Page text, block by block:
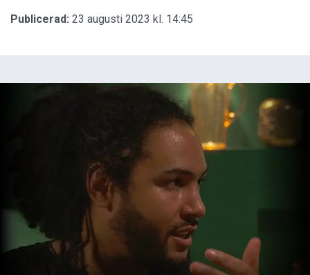
Publicerad: 23 augusti 2023 kl. 14:45